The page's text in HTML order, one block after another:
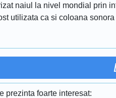
naiul la nivel mondial prin
utilizata ca si coloana
prezinta foarte interesat: